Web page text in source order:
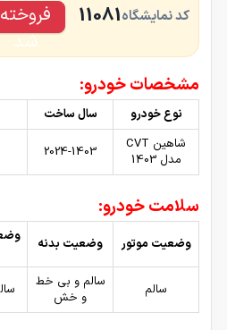
کد نمایشگاه11081
فروخته
شد
مشخصات
نوع خودرو سال ساخت
شاهین CVT
مدل 1403
2024-1403
سلامت خودرو:
وضعیت موتور وضعیت بدنه
سالم
سالم و بی خط
و خش